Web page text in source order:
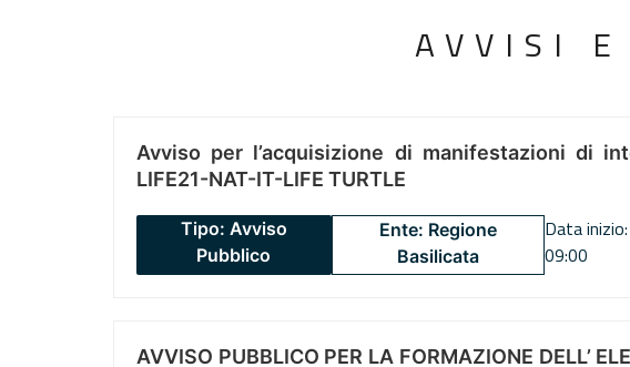
AVVISI E
Avviso per l’acquisizione di manifestazioni di
LIFE21-NAT-IT-LIFE TURTLE
Tipo: Avviso
Pubblico
Ente: Regione
Basilicata
Data
09:00
AVVISO PUBBLICO PER LA FORMAZIONE DELL’